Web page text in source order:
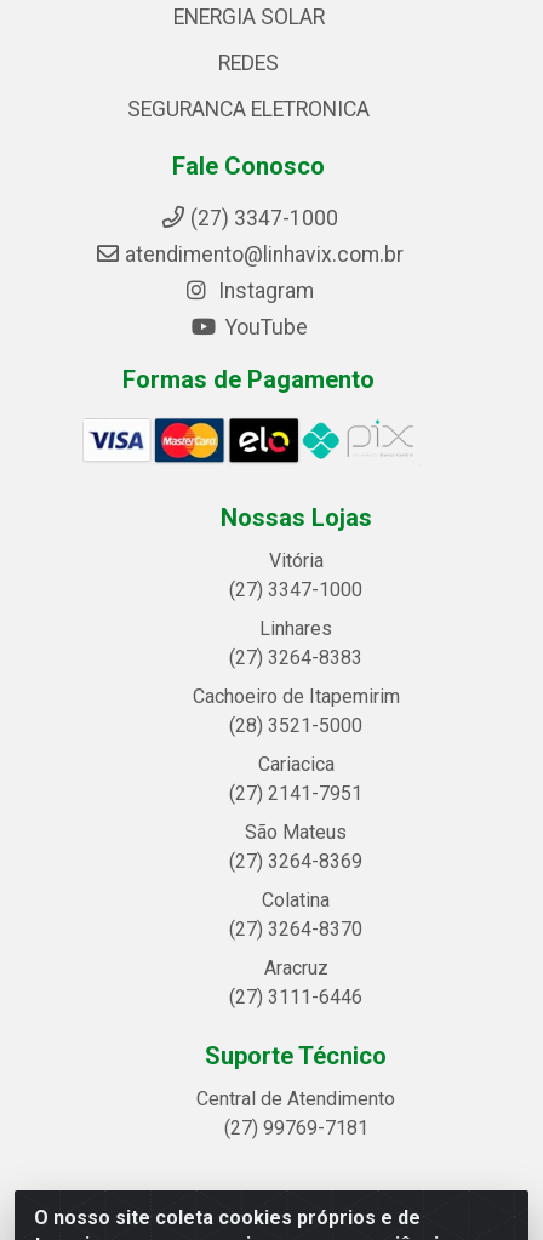
O nosso site coleta cookies próprios e de
ENERGIA SOLAR
REDES
SEGURANCA ELETRONICA
Fale Conosco
(27) 3347-1000
atendimento@linhavix.com.br
Instagram
YouTube
Formas de Pagamento
Nossas Lojas
Vitória
(27) 3347-1000
Linhares
(27) 3264-8383
Cachoeiro de Itapemirim
(28) 3521-5000
Cariacica
(27) 2141-7951
São Mateus
(27) 3264-8369
Colatina
(27) 3264-8370
Aracruz
(27) 3111-6446
Suporte Técnico
Central de Atendimento
(27) 99769-7181
Linhavix Distribuidora LTDA - Avenida Alegre, 2521 -